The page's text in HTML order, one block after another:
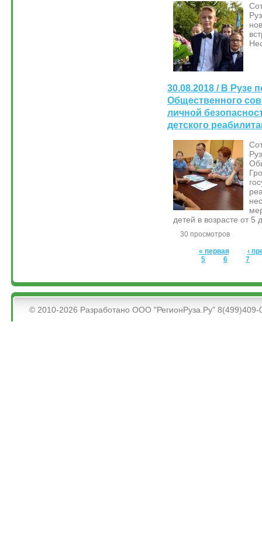
30.08.2018 / В Рузе
Общественного
личной
детского
детей в возрасте от 5
30 просмотров
Страницы
« первая
‹
5
6 7
&bsps;
© 2010-2026 Разработано ООО "РегионРуза.Ру" 8(499)409-